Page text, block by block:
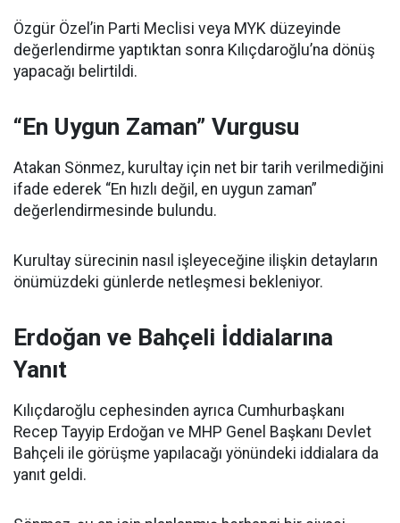
Özgür Özel’in Parti Meclisi veya MYK düzeyinde
değerlendirme yaptıktan sonra Kılıçdaroğlu’na dönüş
yapacağı belirtildi.
“En Uygun Zaman” Vurgusu
Atakan Sönmez, kurultay için net bir tarih verilmediğini
ifade ederek “En hızlı değil, en uygun zaman”
değerlendirmesinde bulundu.
Kurultay sürecinin nasıl işleyeceğine ilişkin detayların
önümüzdeki günlerde netleşmesi bekleniyor.
Erdoğan ve Bahçeli İddialarına
Yanıt
Kılıçdaroğlu cephesinden ayrıca Cumhurbaşkanı
Recep Tayyip Erdoğan ve MHP Genel Başkanı Devlet
Bahçeli ile görüşme yapılacağı yönündeki iddialara da
yanıt geldi.